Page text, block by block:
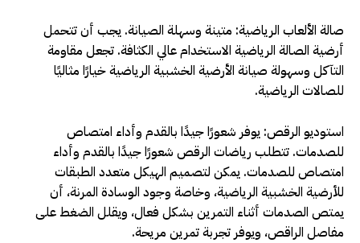
صالة الألعاب الرياضية: متينة وسهلة الصيانة. يجب أن تتحمل
أرضية الصالة الرياضية الاستخدام عالي الكثافة. تجعل مقاومة
التآكل وسهولة صيانة الأرضية الخشبية الرياضية خيارًا مثاليًا
للصالات الرياضية.
استوديو الرقص: يوفر شعورًا جيدًا بالقدم وأداء امتصاص
للصدمات. تتطلب رياضات الرقص شعورًا جيدًا بالقدم وأداء
امتصاص للصدمات. يمكن لتصميم الهيكل متعدد الطبقات
للأرضية الخشبية الرياضية، وخاصة وجود الوسادة المرنة، أن
يمتص الصدمات أثناء التمرين بشكل فعال، ويقلل الضغط على
مفاصل الراقص، ويوفر تجربة تمرين مريحة.